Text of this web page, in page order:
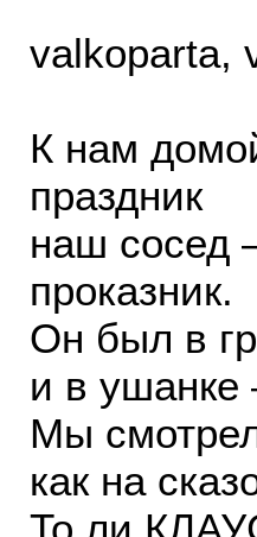
valkoparta,
К нам
праздник
наш сосед
проказник.
Он был в
и в ушанке
Мы
как на